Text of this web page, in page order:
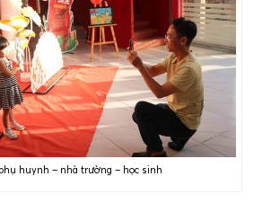
huynh – nhà trường – học sinh